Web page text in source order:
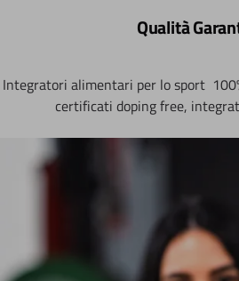
Qualità
Integratori alimentari per lo sport
certificati doping free,